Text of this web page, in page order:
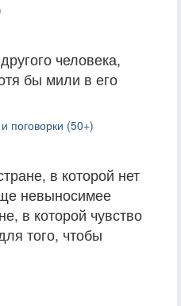
человека,
бы мили в его
поговорки (50+)
в которой нет
невыносимее
в которой чувство
того, чтобы